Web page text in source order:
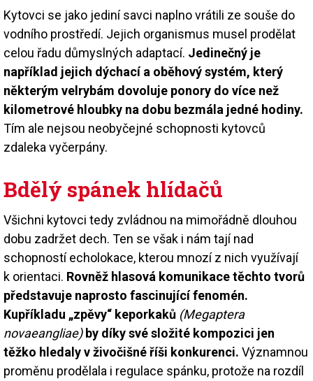
Kytovci se jako jediní savci naplno vrátili ze souše do
vodního prostředí. Jejich organismus musel prodělat
celou řadu důmyslných adaptací. Jedinečný je
například jejich dýchací a oběhový systém, který
některým velrybám dovoluje ponory do více než
kilometrové hloubky na dobu bezmála jedné hodiny.
Tím ale nejsou neobyčejné schopnosti kytovců
zdaleka vyčerpány.
Bdělý spánek hlídačů
Všichni kytovci tedy zvládnou na mimořádně dlouhou
dobu zadržet dech. Ten se však i nám tají nad
schopností echolokace, kterou mnozí z nich využívají
k orientaci. Rovněž hlasová komunikace těchto tvorů
představuje naprosto fascinující fenomén.
Kupříkladu „zpěvy“ keporkaků (Megaptera
novaeangliae)by díky své složité kompozici jen
těžko hledaly v živočišné říši konkurenci. Významnou
proměnu prodělala i regulace spánku, protože na rozdíl